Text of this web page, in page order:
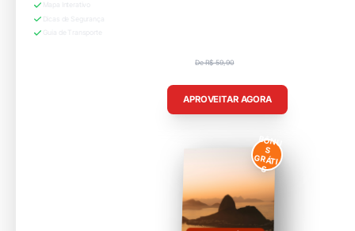
Mapa Interativo
Dicas de Segurança
Guia de Transporte
De R$ 59,90
APROVEITAR AGORA
BÔNU
S
GRÁTI
S